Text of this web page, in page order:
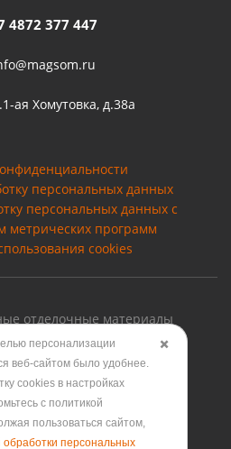
4872 377 447
ая Хомутовка, д.38а
персональных данных
персональных данных с
метрических программ
cookies
отделочные материалы
для печати
✖️
персонализации
веб-сайтом было удобнее.
сookies в настройках
с политикой
пользоваться сайтом,
обработки персональных